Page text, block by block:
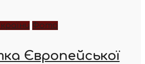
Фото
Європейської